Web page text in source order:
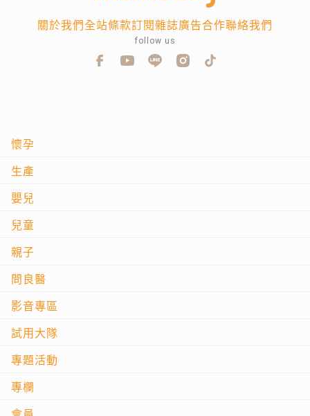
懷孕
生產
嬰兒
兒童
親子
問良醫
影音專區
試用大隊
專題活動
專欄
關於我們全站條款訂閱雜誌廣告合作聯絡我們
follow us